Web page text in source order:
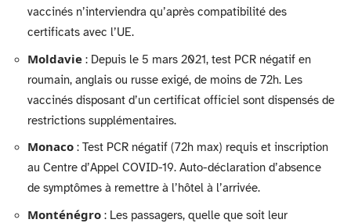
vaccinés n’interviendra qu’après compatibilité des
certificats avec l’UE.
Moldavie : Depuis le 5 mars 2021, test PCR négatif en
roumain, anglais ou russe exigé, de moins de 72h. Les
vaccinés disposant d’un certificat officiel sont dispensés de
restrictions supplémentaires.
Monaco : Test PCR négatif (72h max) requis et inscription
au Centre d’Appel COVID-19. Auto-déclaration d’absence
de symptômes à remettre à l’hôtel à l’arrivée.
Monténégro : Les passagers, quelle que soit leur